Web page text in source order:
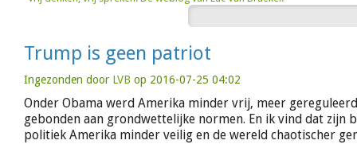
Trump is geen patriot
Ingezonden door LVB op 2016-07-25 04:02
Onder Obama werd Amerika minder vrij, meer
gebonden aan grondwettelijke normen. En ik vind dat zijn
politiek Amerika minder veilig en de wereld chaotischer